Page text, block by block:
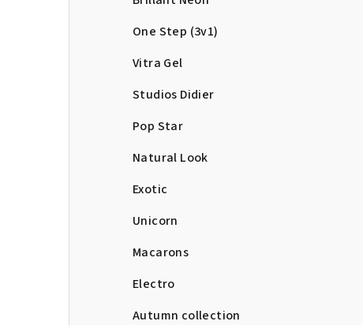
One Step (3v1)
Vitra Gel
Studios Didier
Pop Star
Natural Look
Exotic
Unicorn
Macarons
Electro
Autumn collection